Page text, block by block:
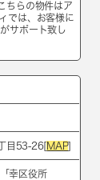
ちらの物件はア
では、お客様に
サポート致し
目53-26[MAP]
幸区役所